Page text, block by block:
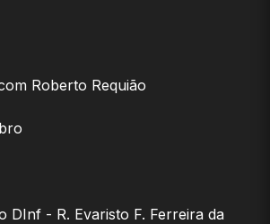
Roberto Requião
DInf - R. Evaristo F. Ferreira da